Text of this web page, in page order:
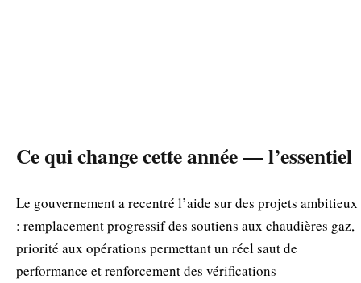
Ce qui change cette année — l’essentiel
Le gouvernement a recentré l’aide sur des projets ambitieux
: remplacement progressif des soutiens aux chaudières gaz,
priorité aux opérations permettant un réel saut de
performance et renforcement des vérifications